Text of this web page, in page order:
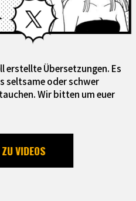
erstellte Übersetzungen. Es
seltsame oder schwer
Wir bitten um euer
VIDEOS